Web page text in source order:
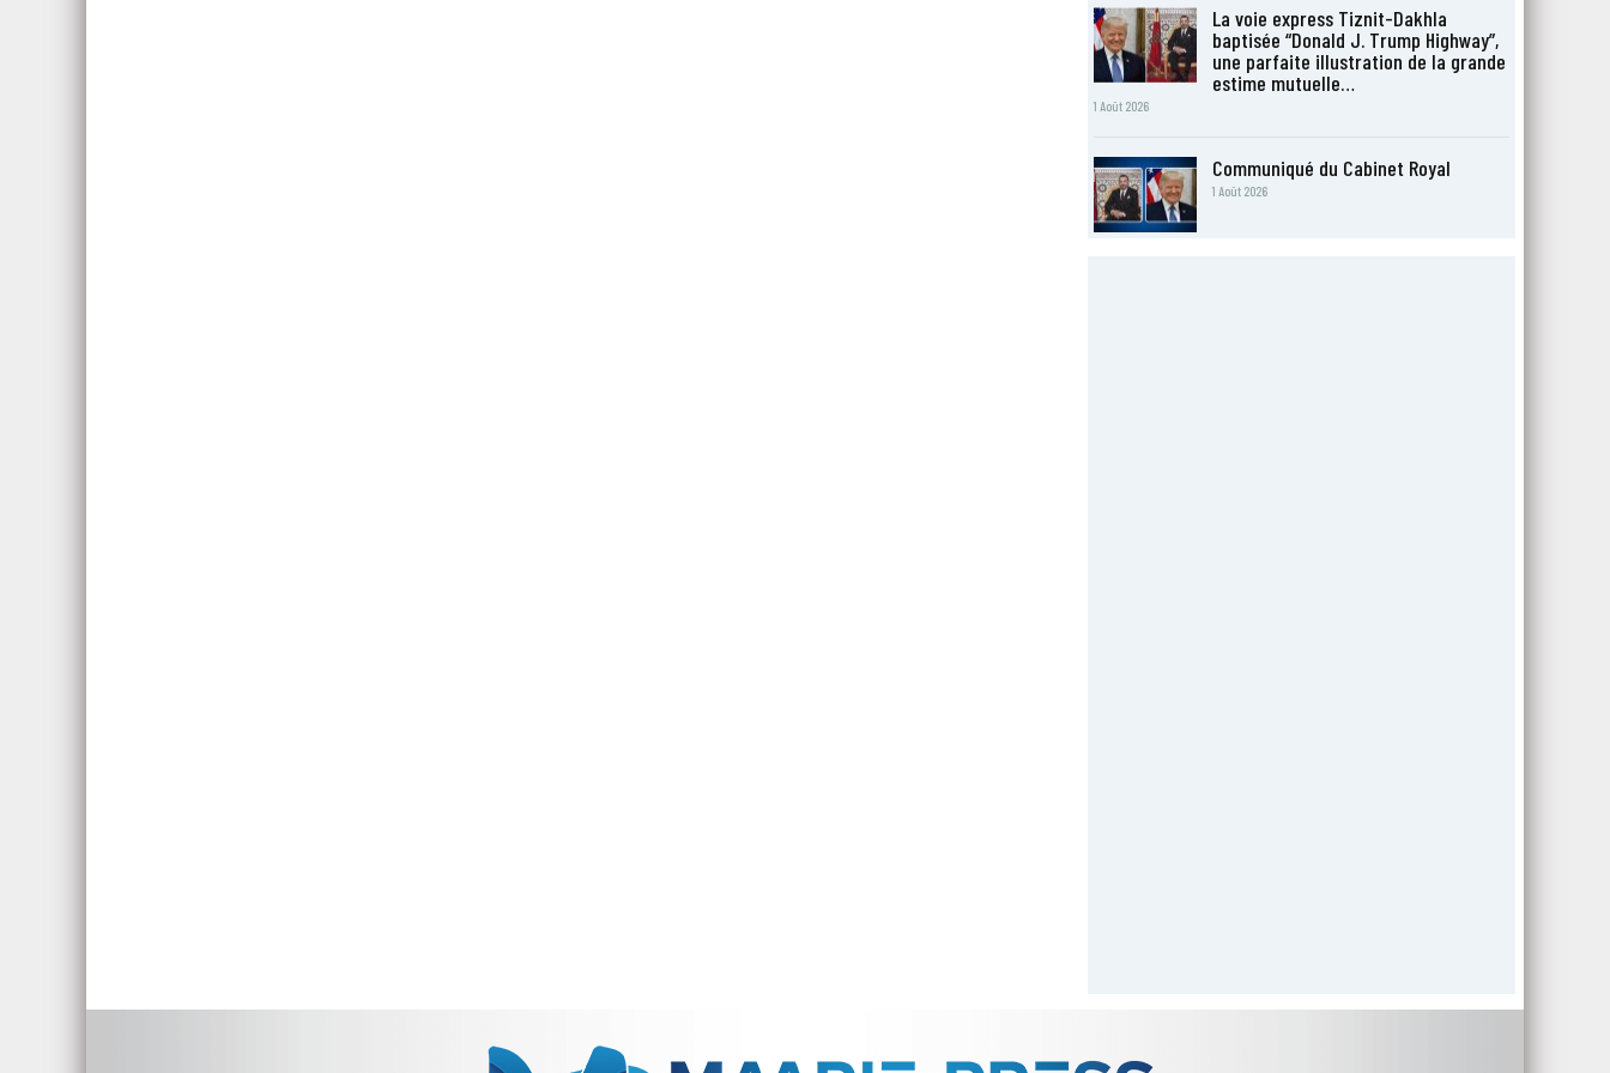
La voie express Tiznit-Dakhla
baptisée “Donald J. Trump Highway”,
une parfaite illustration de la grande
estime mutuelle…
1 Août 2026
Communiqué du Cabinet Royal
1 Août 2026